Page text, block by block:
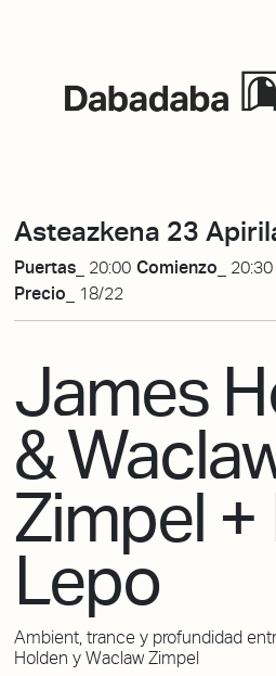
Asteazkena 23
Puertas_ 20:00 Comienzo_ 20:30
Precio_
18/22
James
&
Zimpel +
Lepo
Ambient, trance y profundidad
Holden y Waclaw Zimpel